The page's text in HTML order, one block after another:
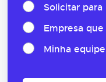
Solicitar para
Empresa
Minha equipe